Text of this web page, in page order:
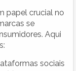
papel crucial no
se
Aqui
sociais